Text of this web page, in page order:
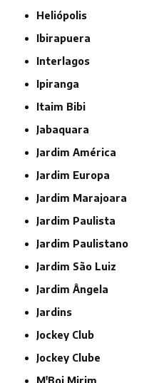
Heliópolis
Ibirapuera
Interlagos
Ipiranga
Itaim Bibi
Jabaquara
Jardim América
Jardim Europa
Jardim Marajoara
Jardim Paulista
Jardim Paulistano
Jardim São Luiz
Jardim Ângela
Jardins
Jockey Club
Jockey Clube